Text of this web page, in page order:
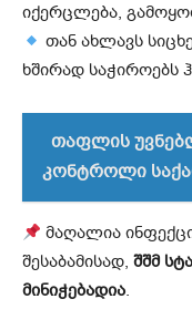
იქერცლება,
თან ახლავს
ხშირად საჭიროებს
თაფლის
კონტროლი
მაღალია
შესაბამისად, შშმ
მინიჭებადია.